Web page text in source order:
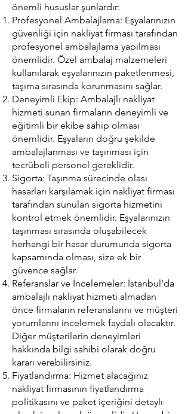
önemli hususlar şunlardır:
Profesyonel Ambalajlama: Eşyalarınızın
güvenliği için nakliyat firması tarafından
profesyonel ambalajlama yapılması
önemlidir. Özel ambalaj malzemeleri
kullanılarak eşyalarınızın paketlenmesi,
taşıma sırasında korunmasını sağlar.
Deneyimli Ekip: Ambalajlı nakliyat
hizmeti sunan firmaların deneyimli ve
eğitimli bir ekibe sahip olması
önemlidir. Eşyaların doğru şekilde
ambalajlanması ve taşınması için
tecrübeli personel gereklidir.
Sigorta: Taşınma sürecinde olası
hasarları karşılamak için nakliyat firması
tarafından sunulan sigorta hizmetini
kontrol etmek önemlidir. Eşyalarınızın
taşınması sırasında oluşabilecek
herhangi bir hasar durumunda sigorta
kapsamında olması, size ek bir
güvence sağlar.
Referanslar ve İncelemeler: İstanbul'da
ambalajlı nakliyat hizmeti almadan
önce firmaların referanslarını ve müşteri
yorumlarını incelemek faydalı olacaktır.
Diğer müşterilerin deneyimleri
hakkında bilgi sahibi olarak doğru
kararı verebilirsiniz.
Fiyatlandırma: Hizmet alacağınız
nakliyat firmasının fiyatlandırma
politikasını ve paket içeriğini detaylı